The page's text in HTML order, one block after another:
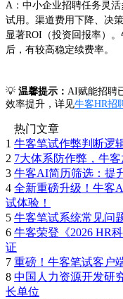
A：中小企业招聘任务灵
试用。渠道费用下降、决
显著ROI（投资回报率）
后，有较高稳定续费率。
💡 温馨提示： AI赋能招聘
效率提升，详见牛客HR招
热门文章
1 牛客笔试作弊判断逻
2 7大体系防作弊，牛
3 牛客AI简历筛选：提
4 全新重磅升级！牛客
试体验！
5 牛客笔试系统常见问
6 牛客荣登《2026 HR
证
7 重磅！牛客笔试客户
8 中国人力资源开发研
长单位